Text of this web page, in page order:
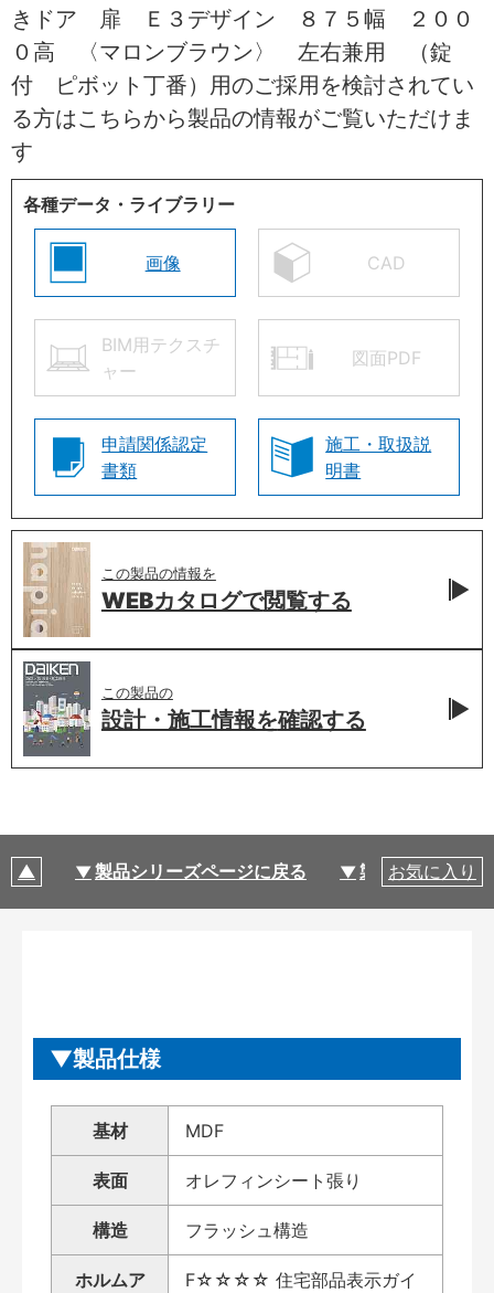
きドア 扉 Ｅ３デザイン ８７５幅 ２００
０高 〈マロンブラウン〉 左右兼用 （錠
付 ピボット丁番）用のご採用を検討されてい
る方はこちらから製品の情報がご覧いただけま
す
各種データ・ライブラリー
画像 CAD
BIM用テクスチ
ャー
図面PDF
申請関係認定
書類
施工・取扱説
明書
この製品の情報を
WEBカタログで閲覧する
この製品の
設計・施工情報を確認する
製品シリーズページに戻る 製品仕様
お気に入り
製品仕様
基材 MDF
表面 オレフィンシート張り
構造 フラッシュ構造
ホルムア
F☆☆☆☆ 住宅部品表示ガイ